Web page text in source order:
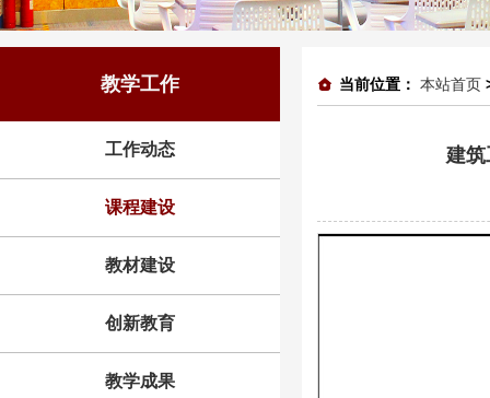
教学工作
工作动态
课程建设
教材建设
创新教育
教学成果
当前位置： 本站首页
建